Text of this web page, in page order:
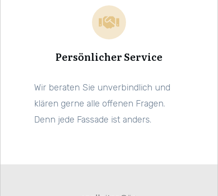
Persönlicher Service
Wir beraten Sie unverbindlich und
klären gerne alle offenen Fragen.
Denn jede Fassade ist anders.